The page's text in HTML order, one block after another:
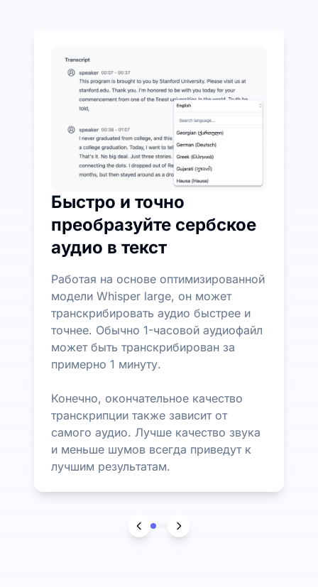
UniScribe предлагает 120 минут бесплатной
Дополнительные функции ИИ доступны помимо
Автоматически генерируйте резюме, майнд-
Быстро и точно
преобразуйте сербское
аудио в текст
Работая на основе оптимизированной
модели Whisper large, он может
транскрибировать аудио быстрее и
точнее. Обычно 1-часовой аудиофайл
может быть транскрибирован за
примерно 1 минуту.
Конечно, окончательное качество
транскрипции также зависит от
самого аудио. Лучше качество звука
и меньше шумов всегда приведут к
лучшим результатам.